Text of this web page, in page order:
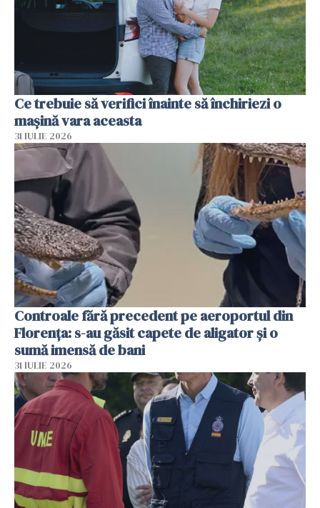
Ce trebuie să verifici înainte să închiriezi o
mașină vara aceasta
31 IULIE 2026
Controale fără precedent pe aeroportul din
Florența: s-au găsit capete de aligator și o
sumă imensă de bani
31 IULIE 2026